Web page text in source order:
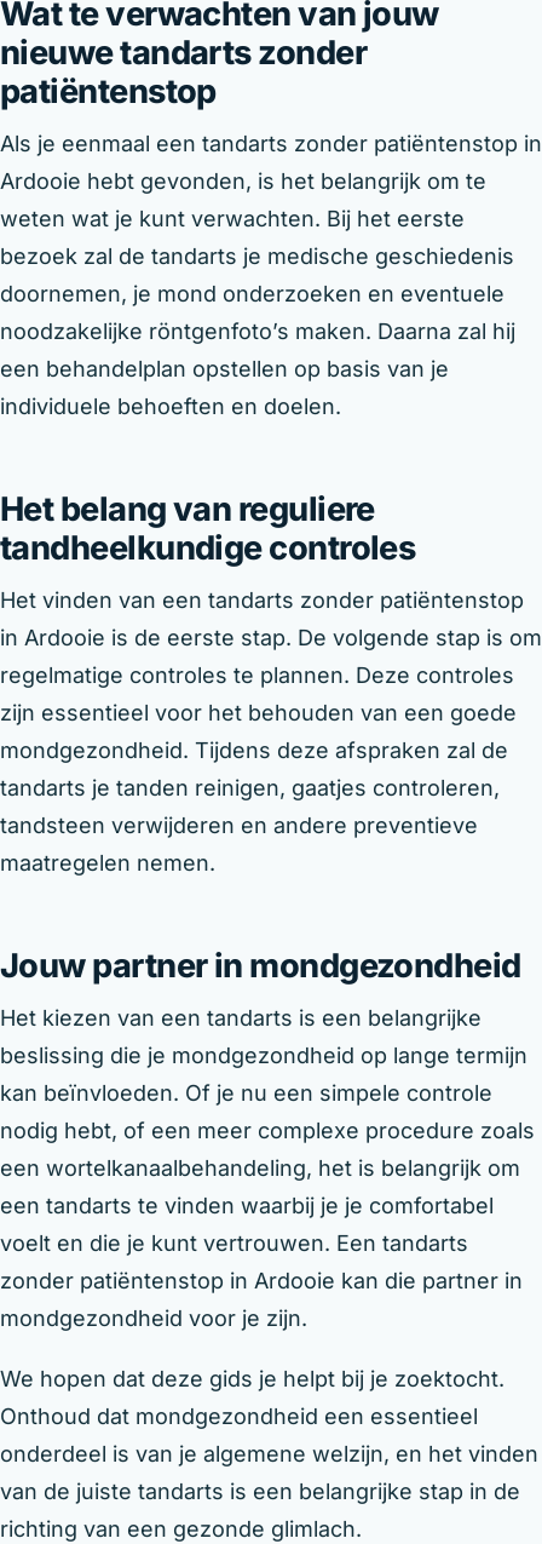
Wat te verwachten van jouw
nieuwe tandarts zonder
patiëntenstop
Als je eenmaal een tandarts zonder patiëntenstop in
Ardooie hebt gevonden, is het belangrijk om te
weten wat je kunt verwachten. Bij het eerste
bezoek zal de tandarts je medische geschiedenis
doornemen, je mond onderzoeken en eventuele
noodzakelijke röntgenfoto’s maken. Daarna zal hij
een behandelplan opstellen op basis van je
individuele behoeften en doelen.
Het belang van reguliere
tandheelkundige controles
Het vinden van een tandarts zonder patiëntenstop
in Ardooie is de eerste stap. De volgende stap is om
regelmatige controles te plannen. Deze controles
zijn essentieel voor het behouden van een goede
mondgezondheid. Tijdens deze afspraken zal de
tandarts je tanden reinigen, gaatjes controleren,
tandsteen verwijderen en andere preventieve
maatregelen nemen.
Jouw partner in mondgezondheid
Het kiezen van een tandarts is een belangrijke
beslissing die je mondgezondheid op lange termijn
kan beïnvloeden. Of je nu een simpele controle
nodig hebt, of een meer complexe procedure zoals
een wortelkanaalbehandeling, het is belangrijk om
een tandarts te vinden waarbij je je comfortabel
voelt en die je kunt vertrouwen. Een tandarts
zonder patiëntenstop in Ardooie kan die partner in
mondgezondheid voor je zijn.
We hopen dat deze gids je helpt bij je zoektocht.
Onthoud dat mondgezondheid een essentieel
onderdeel is van je algemene welzijn, en het vinden
van de juiste tandarts is een belangrijke stap in de
richting van een gezonde glimlach.